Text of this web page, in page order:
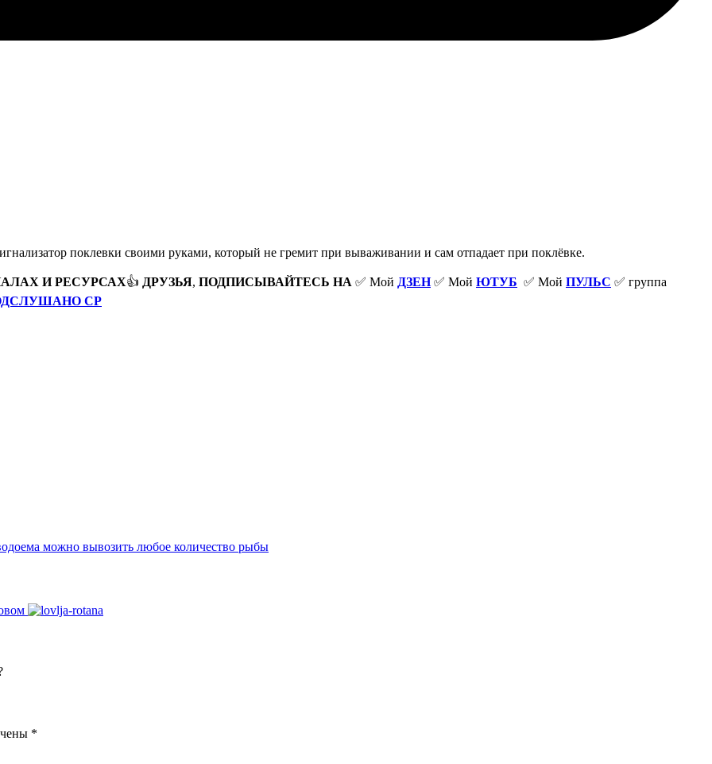
поклевки своими руками, который не гремит при вываживании и сам отпадает при поклёвке.
И РЕСУРСАХ👍 ДРУЗЬЯ, ПОДПИСЫВАЙТЕСЬ НА ✅ Мой ДЗЕН✅ Мой ЮТУБ ✅ Мой ПУЛЬС ✅ группа
СР
можно вывозить любое количество рыбы
*